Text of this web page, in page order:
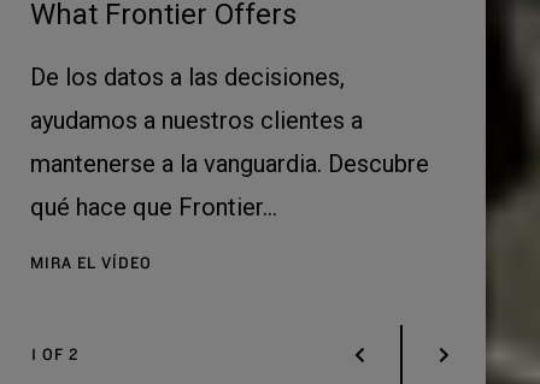
La infraestructura en foco
Lea nuestra colección de artículos
sobre cómo financiar la infraestructura
del futuro.
LEE MAS (EN)
qué
2 OF 2